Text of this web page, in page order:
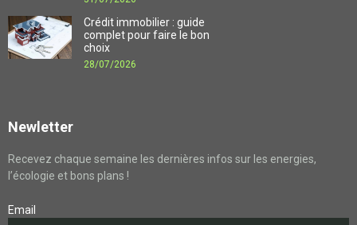
Crédit immobilier : guide
complet pour faire le bon
choix
28/07/2026
Newletter
Recevez chaque semaine les dernières infos sur les energies,
l’écologie et bons plans !
Email